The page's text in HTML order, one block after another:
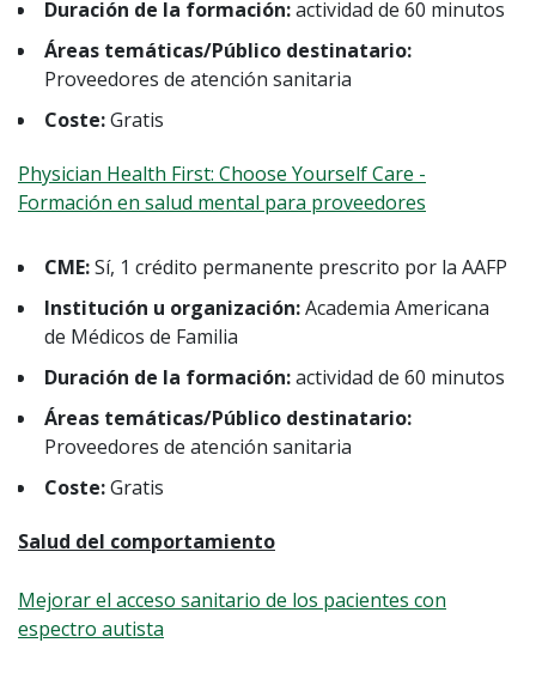
Duración de la formación:actividad de 60 minutos
Áreas temáticas/Público destinatario:
Proveedores de atención sanitaria
Coste:Gratis
Physician Health First: Choose Yourself Care -
Formación en salud mental para proveedores
CME:Sí, 1 crédito permanente prescrito por la AAFP
Institución u organización:Academia Americana
de Médicos de Familia
Duración de la formación:actividad de 60 minutos
Áreas temáticas/Público destinatario:
Proveedores de atención sanitaria
Coste:Gratis
Salud del comportamiento
Mejorar el acceso sanitario de los pacientes con
espectro autista